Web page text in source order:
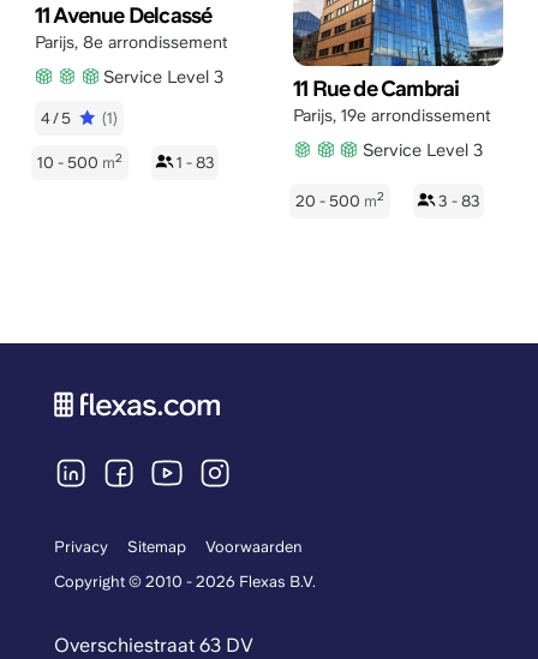
11 Avenue Delcassé
Parijs, 8e arrondissement
Service Level 3
4/5 (1)
10 - 500 m2 1 - 83
11 Rue de Cambrai
Parijs, 19e arrondissement
Service Level 3
20 - 500 m2 3 - 83
Privacy Sitemap
Voorwaarden
Copyright © 2010 - 2026 Flexas B.V.
Overschiestraat 63 DV